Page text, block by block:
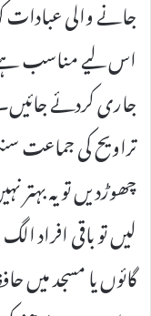
جانے والی عبادات
اس لیے مناسب
جاری کردئے
تراویح کی جماعت
چھوڑدیں تو یہ
لیں تو باقی افراد
گائوں یا مسجد میں